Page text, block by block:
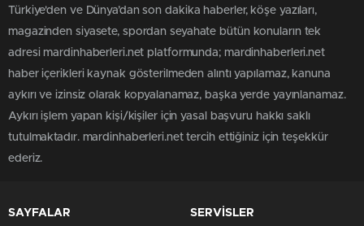
Türkiye'den ve Dünya’dan son dakika haberler, köşe yazıları,
magazinden siyasete, spordan seyahate bütün konuların tek
adresi mardinhaberleri.net platformunda; mardinhaberleri.net
haber içerikleri kaynak gösterilmeden alıntı yapılamaz, kanuna
aykırı ve izinsiz olarak kopyalanamaz, başka yerde yayınlanamaz.
Aykırı işlem yapan kişi/kişiler için yasal başvuru hakkı saklı
tutulmaktadır. mardinhaberleri.net tercih ettiğiniz için teşekkür
ederiz.
SAYFALAR SERVİSLER